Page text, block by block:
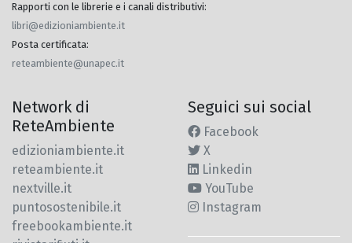
Rapporti con le librerie e i canali distributivi:
libri@edizioniambiente.it
Posta certificata:
reteambiente@unapec.it
Network di
ReteAmbiente
edizioniambiente.it
reteambiente.it
nextville.it
puntosostenibile.it
freebookambiente.it
Seguici sui social
Facebook
X
Linkedin
YouTube
Instagram